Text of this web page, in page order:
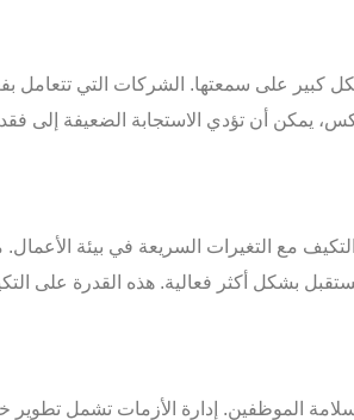
كبير على سمعتها. الشركات التي تتعامل
مع التغيرات السريعة في بيئة
بشكل أكثر فعالية. هذه القدرة على
الموظفين. إدارة الأزمات تشمل